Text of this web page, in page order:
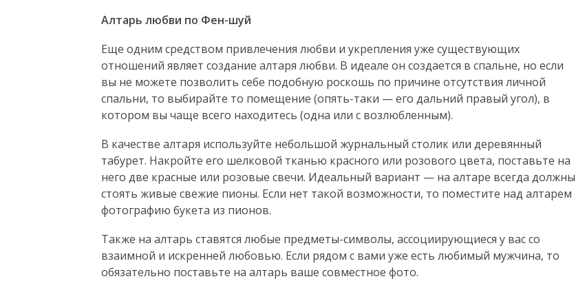
Алтарь любви по Фен-шуй
Еще одним средством привлечения любви и укрепления уже существующих
отношений являет создание алтаря любви. В идеале он создается в спальне, но если
вы не можете позволить себе подобную роскошь по причине отсутствия личной
спальни, то выбирайте то помещение (опять-таки — его дальний правый угол), в
котором вы чаще всего находитесь (одна или с возлюбленным).
В качестве алтаря используйте небольшой журнальный столик или деревянный
табурет. Накройте его шелковой тканью красного или розового цвета, поставьте на
него две красные или розовые свечи. Идеальный вариант — на алтаре всегда должны
стоять живые свежие пионы. Если нет такой возможности, то поместите над алтарем
фотографию букета из пионов.
Также на алтарь ставятся любые предметы-символы, ассоциирующиеся у вас со
взаимной и искренней любовью. Если рядом с вами уже есть любимый мужчина, то
обязательно поставьте на алтарь ваше совместное фото.